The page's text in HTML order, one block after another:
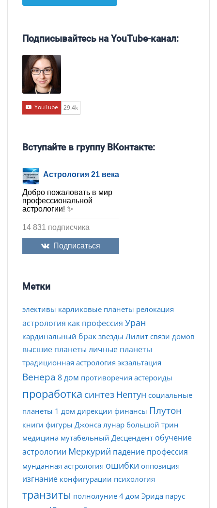
Подписывайтесь на YouTube-канал:
YouTube 29.4k
Вступайте в группу ВКонтакте:
Астрология 21 века
Добро пожаловать в мир
профессиональной
астрологии! ✨
14 831 подписчика
Подписаться
Метки
элективы карликовые планеты релокация
астрология как профессия Уран
кардинальный брак звезды Лилит связи домов
высшие планеты личные планеты
традиционная астрология экзальтация
Венера 8 дом противоречия астероиды
проработка синтез Нептун социальные
планеты 1 дом дирекции финансы Плутон
книги фигуры Джонса лунар большой трин
медицина мутабельный Десцендент обучение
астрологии Меркурий падение профессия
мунданная астрология ошибки оппозиция
изгнание конфигурации психология
транзиты полнолуние 4 дом Эрида парус